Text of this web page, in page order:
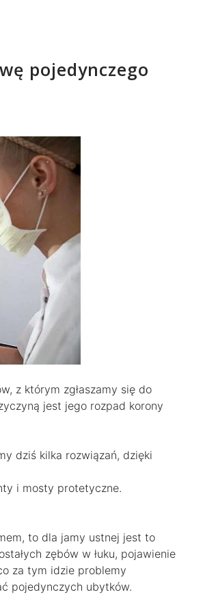
pojedynczego
z którym zgłaszamy się do
jest jego rozpad korony
dziś kilka rozwiązań, dzięki
i mosty protetyczne.
to dla jamy ustnej jest to
zębów w łuku, pojawienie
za tym idzie problemy
pojedynczych ubytków.